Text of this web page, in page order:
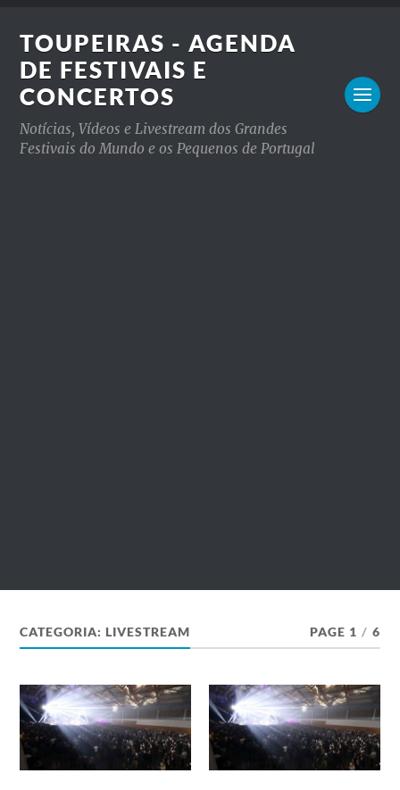
TOUPEIRAS - AGENDA
DE FESTIVAIS E
CONCERTOS
Notícias, Vídeos e Livestream dos Grandes
Festivais do Mundo e os Pequenos de Portugal
CATEGORIA:LIVESTREAM PAGE 1 / 6